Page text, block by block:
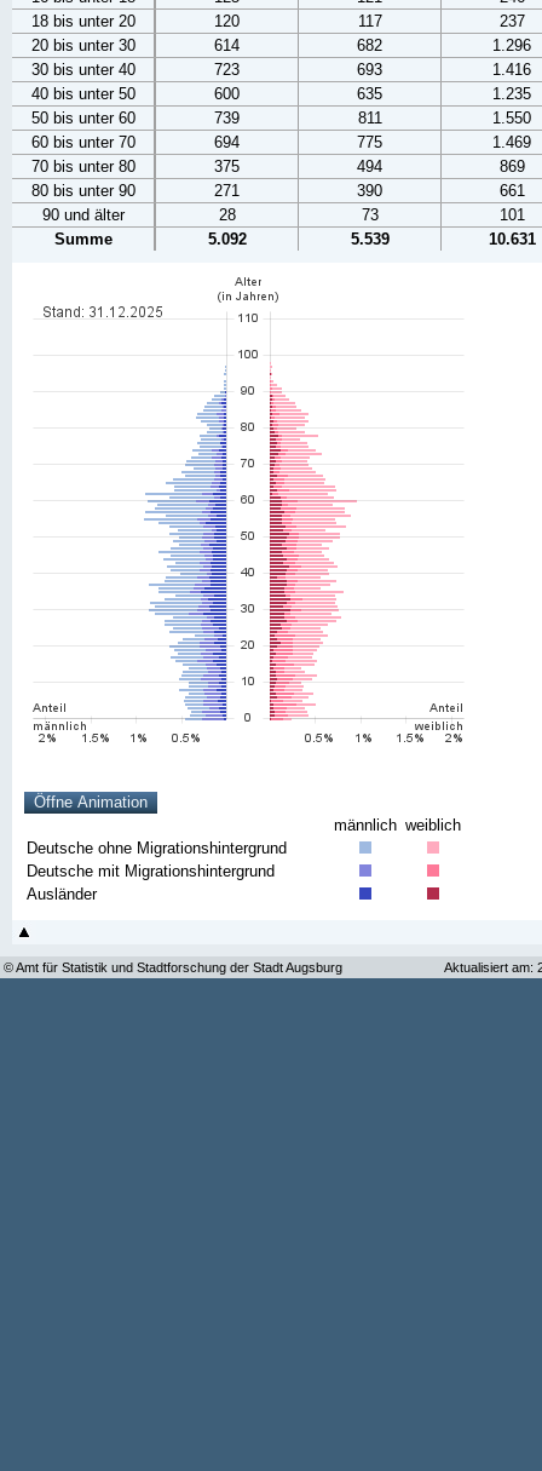
18 bis unter 20
120 117
237
20 bis unter 30
614 682
1.296
30 bis unter 40
723 693
1.416
40 bis unter 50
600 635
1.235
50 bis unter 60
739 811
1.550
60 bis unter 70
694 775
1.469
70 bis unter 80
375 494
869
80 bis unter 90
271 390
661
90 und älter
28 73
101
Summe
5.092 5.539 10.631
männlich weiblich
Deutsche ohne Migrationshintergrund
Deutsche mit Migrationshintergrund
Ausländer
© Amt für Statistik und Stadtforschung der Stadt Augsburg Aktualisiert am: